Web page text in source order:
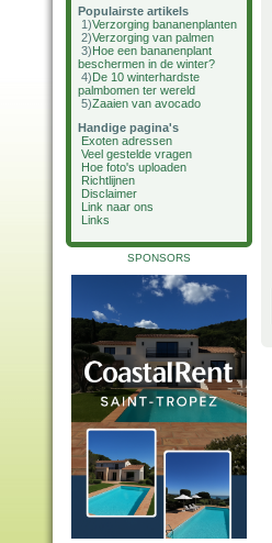
Populairste artikels
1)Verzorging bananenplanten
2)Verzorging van palmen
3)Hoe een bananenplant
beschermen in de winter?
4)De 10 winterhardste
palmbomen ter wereld
5)Zaaien van avocado
Handige pagina's
Exoten adressen
Veel gestelde vragen
Hoe foto's uploaden
Richtlijnen
Disclaimer
Link naar ons
Links
SPONSORS